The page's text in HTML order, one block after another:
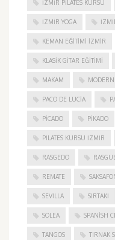
İZMIR PILATES KURSU
İZMIR YOGA
KEMAN EĞITIMI İZMIR
KLASIK GITAR EĞITIMI
MAKAM
PACO DE LUCIA
PICADO PIKADO
PILATES KURSU İZMIR
RASGEDO
REMATE
SEVILLA SIRTAKI
SOLEA SPANISH
TANGOS TIRNAK